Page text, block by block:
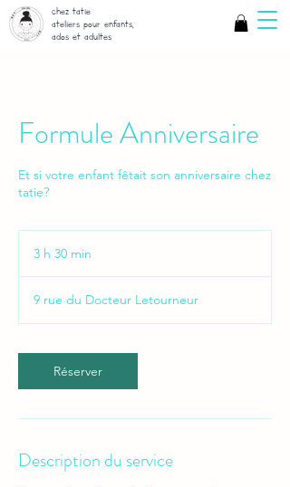
chez tatie
ateliers pour enfants,
ados et adultes
Formule Anniversaire
Et si votre enfant fêtait son anniversaire chez
tatie?
3 h 30 min
0
m
n
9 rue du Docteur Letourneur
Réserver
Description du service